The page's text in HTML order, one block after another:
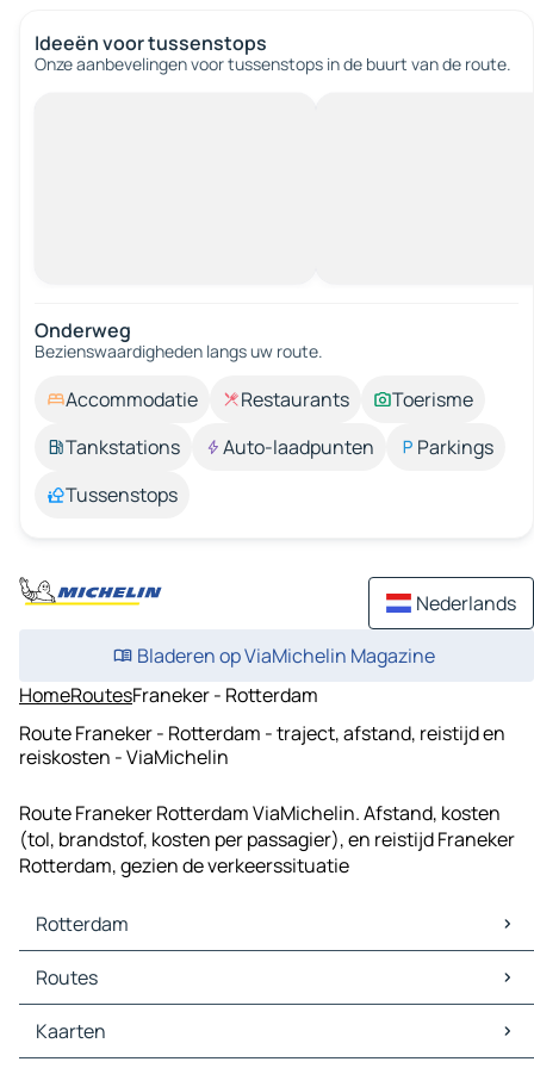
Ideeën voor tussenstops
Onze aanbevelingen voor tussenstops in de buurt van de route.
Onderweg
Bezienswaardigheden langs uw route.
Accommodatie Restaurants
Toerisme
Tankstations
Auto-laadpunten
Parkings
Tussenstops
Nederlands
Bladeren op ViaMichelin Magazine
HomeRoutesFraneker - Rotterdam
Route Franeker - Rotterdam - traject, afstand, reistijd en
reiskosten - ViaMichelin
Route Franeker Rotterdam ViaMichelin. Afstand, kosten
(tol, brandstof, kosten per passagier), en reistijd Franeker
Rotterdam, gezien de verkeerssituatie
Rotterdam
Rotterdam Kaarten
Rotterdam Verkeer
Rotterdam Hotels
Rotterdam Restaurants
Routes
Routes Rotterdam - 's-Gravenhage
Routes Rotterdam - Amsterdam
Kaarten